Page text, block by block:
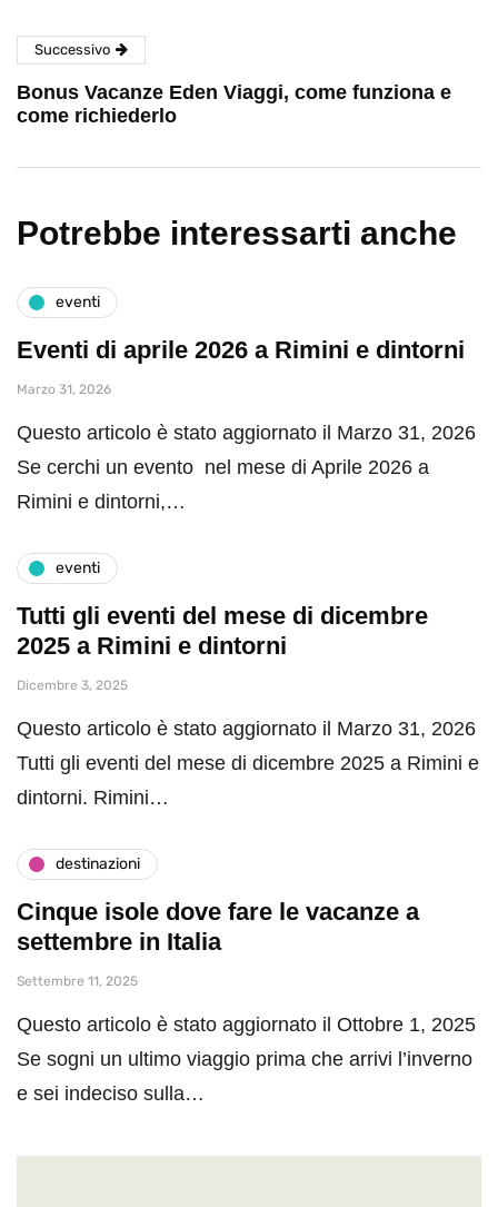
Successivo
Bonus Vacanze Eden Viaggi, come funziona e
come richiederlo
Potrebbe interessarti anche
eventi
Eventi di aprile 2026 a Rimini e dintorni
Marzo 31, 2026
Questo articolo è stato aggiornato il Marzo 31, 2026
Se cerchi un evento nel mese di Aprile 2026 a
Rimini e dintorni,…
eventi
Tutti gli eventi del mese di dicembre
2025 a Rimini e dintorni
Dicembre 3, 2025
Questo articolo è stato aggiornato il Marzo 31, 2026
Tutti gli eventi del mese di dicembre 2025 a Rimini e
dintorni. Rimini…
destinazioni
Cinque isole dove fare le vacanze a
settembre in Italia
Settembre 11, 2025
Questo articolo è stato aggiornato il Ottobre 1, 2025
Se sogni un ultimo viaggio prima che arrivi l’inverno
e sei indeciso sulla…